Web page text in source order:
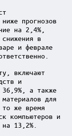
прогнозов
на 2,4%,
снижения в
и феврале
включают
и
36,9%, а также
для
же время
компьютеров и
13,2%.